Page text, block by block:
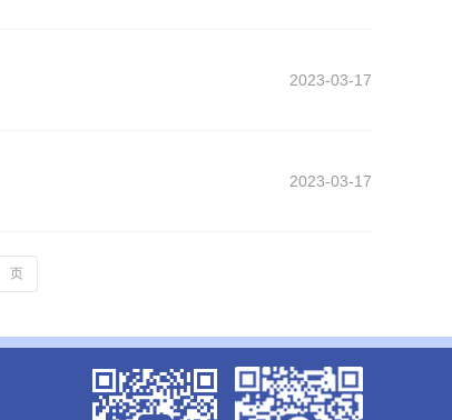
2023-03-17
2023-03-17
页